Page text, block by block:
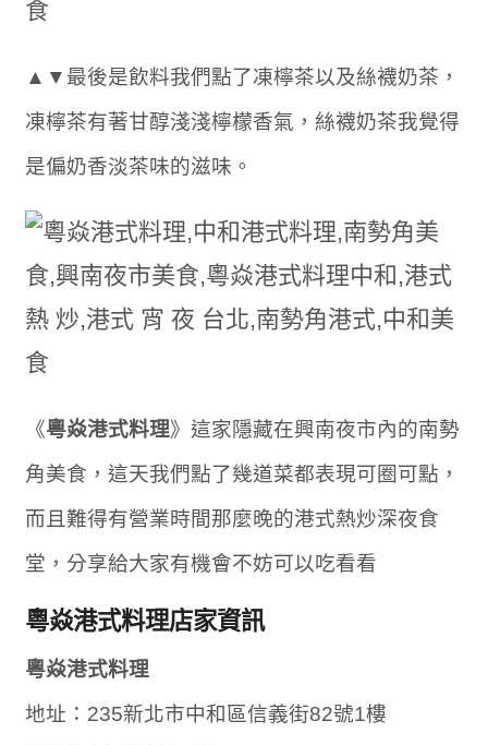
▲▼最後是飲料我們點了凍檸茶以及絲襪奶茶，
凍檸茶有著甘醇淺淺檸檬香氣，絲襪奶茶我覺得
是偏奶香淡茶味的滋味。
《粵焱港式料理》這家隱藏在興南夜市內的南勢
角美食，這天我們點了幾道菜都表現可圈可點，
而且難得有營業時間那麼晚的港式熱炒深夜食
堂，分享給大家有機會不妨可以吃看看
粵焱港式料理店家資訊
粵焱港式料理
地址：235新北市中和區信義街82號1樓